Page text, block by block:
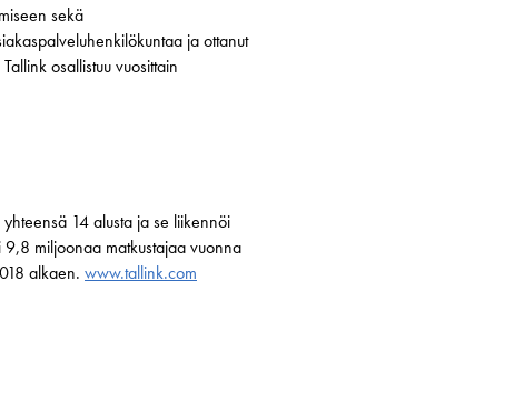
sekä
ja ottanut
osallistuu vuosittain
14 alusta ja se liikennöi
miljoonaa matkustajaa vuonna
alkaen. www.tallink.com